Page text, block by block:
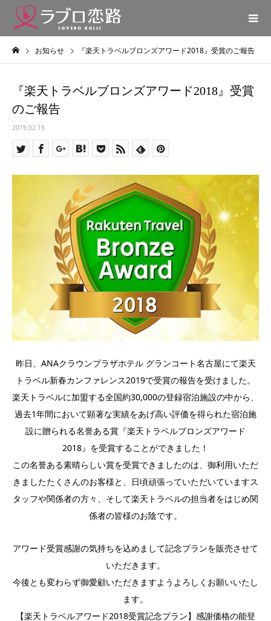
お知らせ 『楽天トラベルブロンズアワード2018』受賞のご報告
『楽天トラベルブロンズアワード2018』受賞
のご報告
2019.02.15
昨日、ANAクラウンプラザホテル グランコート名古屋にて楽天
トラベル新春カンファレンス2019で受賞の報告を受けました。
楽天トラベルに加盟する全国約30,000の登録宿泊施設の中から、
過去1年間において顕著な実績をあげ高い評価を得られた宿泊施
設に贈られる名誉ある賞『楽天トラベルブロンズアワード
2018』を受賞することができました！
この名誉ある素晴らしい賞を受賞できましたのは、御利用いただ
きましたたくさんのお客様と、日頃頑張っていただいていますス
タッフや関係者の方々、そして楽天トラベルの担当者をはじめ関
係者の皆様のお陰です。
アワード受賞感謝の気持ちを込めまして記念プランを販売させて
いただきます。
今後とも変わらず御愛顧いただきますようよろしくお願いいたし
ます。
【楽天トラベルアワード2018受賞記念プラン】感謝価格の能登